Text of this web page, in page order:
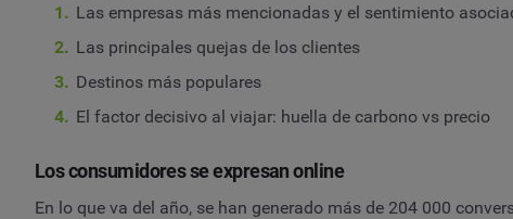
Las empresas más mencionadas y el sentimiento
Las principales quejas de los clientes
Destinos más populares
El factor decisivo al viajar: huella de carbono vs precio
Los consumidores se expresan online
En lo que va del año, se han generado más de 204 000